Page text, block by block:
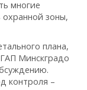
многие
зоны,
плана,
Минскградо
контроля –